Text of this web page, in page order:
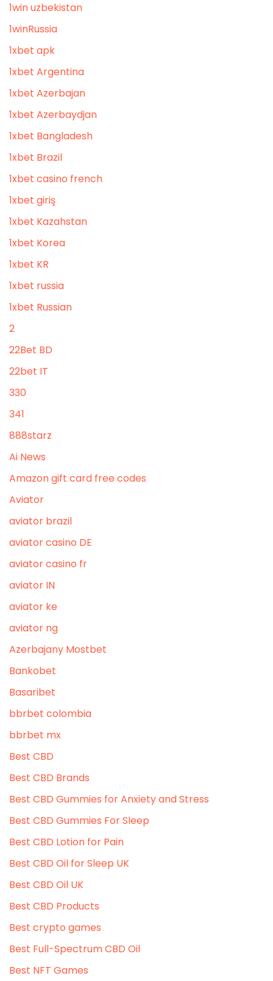
1win uzbekistan
1winRussia
1xbet apk
1xbet Argentina
1xbet Azerbajan
1xbet Azerbaydjan
1xbet Bangladesh
1xbet Brazil
1xbet casino french
1xbet giriş
1xbet Kazahstan
1xbet Korea
1xbet KR
1xbet russia
1xbet Russian
2
22Bet BD
22bet IT
330
341
888starz
Ai News
Amazon gift card free codes
Aviator
aviator brazil
aviator casino DE
aviator casino fr
aviator IN
aviator ke
aviator ng
Azerbajany Mostbet
Bankobet
Basaribet
bbrbet colombia
bbrbet mx
Best CBD
Best CBD Brands
Best CBD Gummies for Anxiety and Stress
Best CBD Gummies For Sleep
Best CBD Lotion for Pain
Best CBD Oil for Sleep UK
Best CBD Oil UK
Best CBD Products
Best crypto games
Best Full-Spectrum CBD Oil
Best NFT Games